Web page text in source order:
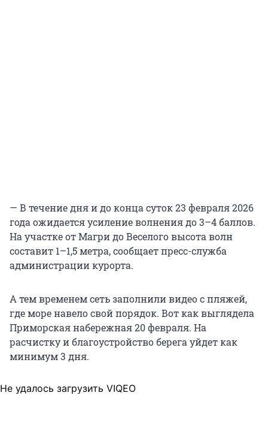
— В течение дня и до конца суток 23 февраля 2026
года ожидается усиление волнения до 3–4 баллов.
На участке от Магри до Веселого высота волн
составит 1–1,5 метра, сообщает пресс-служба
администрации курорта.
А тем временем сеть заполнили видео с пляжей,
где море навело свой порядок. Вот как выглядела
Приморская набережная 20 февраля. На
расчистку и благоустройство берега уйдет как
минимум 3 дня.
Не удалось загрузить VIQEO